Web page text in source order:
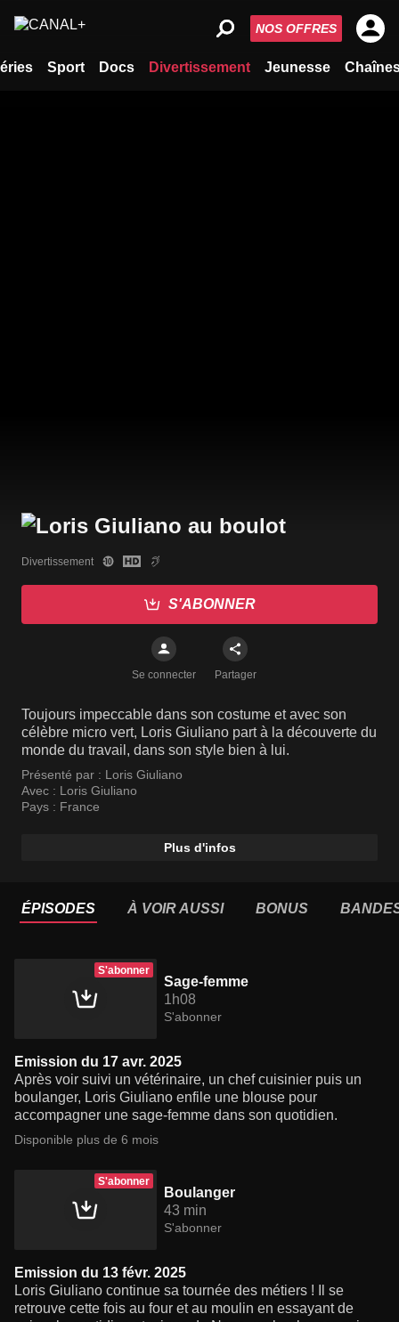
Sport Docs Divertissement Jeunesse
NOS OFFRES
Divertissement
S'ABONNER
Se connecter Partager
Toujours impeccable dans son costume et avec son
célèbre micro vert, Loris Giuliano part à la découverte du
monde du travail, dans son style bien à lui.
Présenté par : Loris Giuliano
Avec : Loris Giuliano
Pays : France
Plus d'infos
ÉPISODES À VOIR AUSSI BONUS
S'abonner
Sage-femme
1h08
S'abonner
Emission du 17 avr. 2025
Après voir suivi un vétérinaire, un chef cuisinier puis un
boulanger, Loris Giuliano enfile une blouse pour
accompagner une sage-femme dans son quotidien.
Disponible plus de 6 mois
S'abonner
Boulanger
43 min
S'abonner
Emission du 13 févr. 2025
Loris Giuliano continue sa tournée des métiers ! Il se
retrouve cette fois au four et au moulin en essayant de